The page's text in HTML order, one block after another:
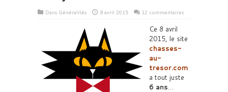
Dans Généralités 8 avril 2015 12 commentaires
Ce 8 avril
2015, le site
chasses-
au-
tresor.com
a tout juste
6 ans…